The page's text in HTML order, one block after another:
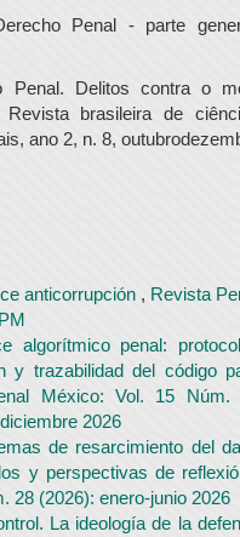
Penal - parte
Penal. Delitos contra o
brasileira de
ano 2, n. 8,
anticorrupción , Revista
algorítmico penal:
y trazabilidad del código
México: Vol. 15 Núm.
2026
de resarcimiento del
y perspectivas de
28 (2026): enero-junio 2026
La ideología de la